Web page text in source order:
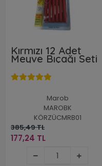
Kırmızı 12 Adet
Meyve Bıçağı Seti
Marob
MAROBK
KÖRZÜCMRB01
385,49 TL
177,24 TL